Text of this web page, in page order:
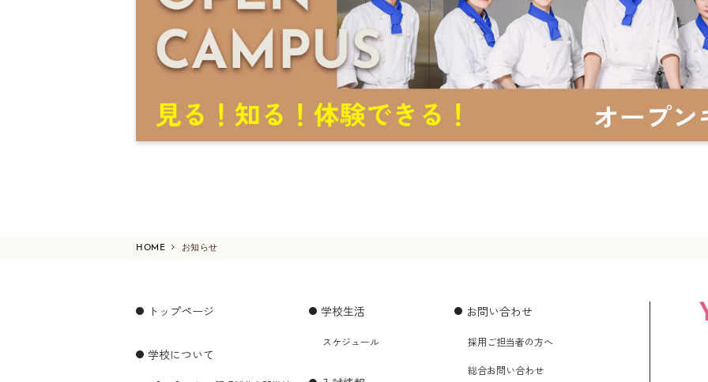
HOME お知らせ
トップページ
学校について
学校生活
スケジュール
お問い合わせ
採用ご担当者の方へ
総合お問い合わせ